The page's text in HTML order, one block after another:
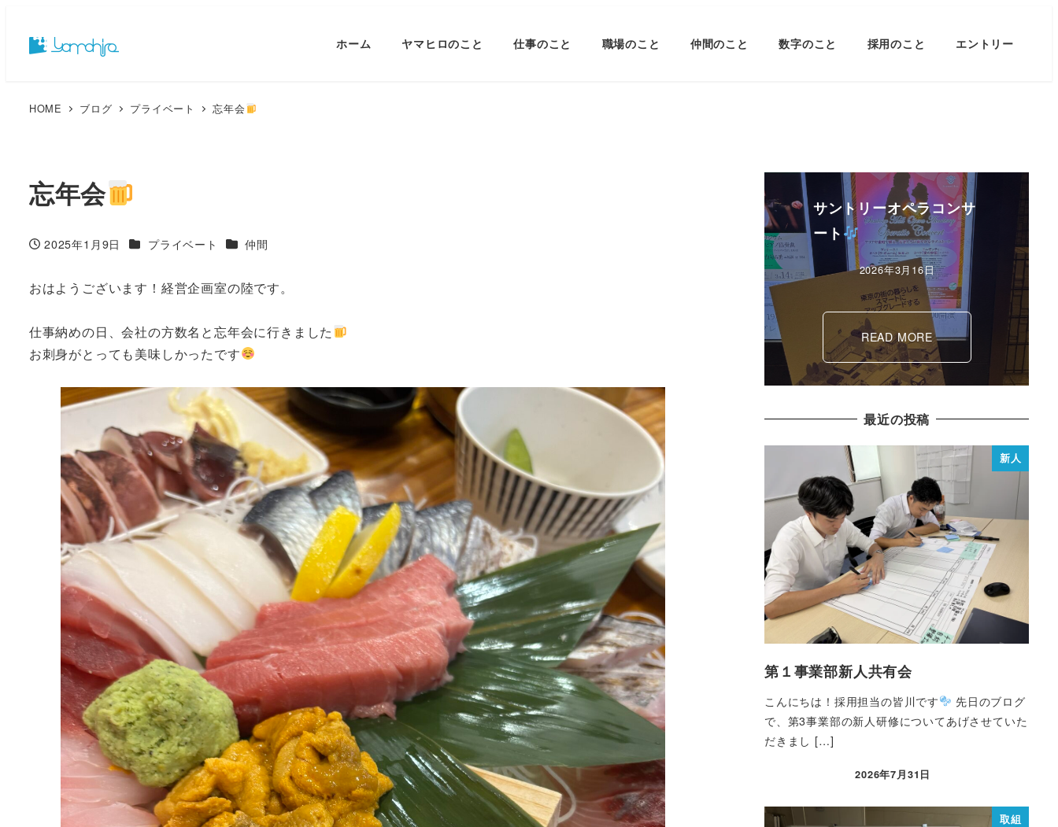
ホーム ヤマヒロのこと 仕事のこと 職場のこと 仲間のこと 数字のこと 採用のこと エントリー
HOME ブログ プライベート 忘年会
忘年会
投稿日
2025年1月9日 カテゴリー
プライベート カテゴリー
仲間
おはようございます！経営企画室の陸です。
仕事納めの日、会社の方数名と忘年会に行きました
お刺身がとっても美味しかったです
サントリーオペラコンサ
ート
2026年3月16日
READ MORE
最近の投稿
新人
第１事業部新人共有会
こんにちは！採用担当の皆川です
先日のブログ
で、第3事業部の新人研修についてあげさせていた
だきまし […]
2026年7月31日
取組